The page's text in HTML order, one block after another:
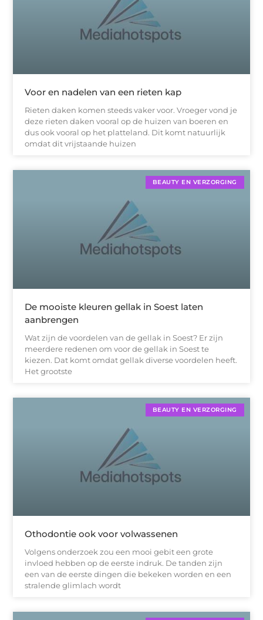
Voor en nadelen van een rieten kap
Rieten daken komen steeds vaker voor. Vroeger vond je
deze rieten daken vooral op de huizen van boeren en
dus ook vooral op het platteland. Dit komt natuurlijk
omdat dit vrijstaande huizen
BEAUTY EN VERZORGING
De mooiste kleuren gellak in Soest laten
aanbrengen
Wat zijn de voordelen van de gellak in Soest? Er zijn
meerdere redenen om voor de gellak in Soest te
kiezen. Dat komt omdat gellak diverse voordelen heeft.
Het grootste
BEAUTY EN VERZORGING
Othodontie ook voor volwassenen
Volgens onderzoek zou een mooi gebit een grote
invloed hebben op de eerste indruk. De tanden zijn
een van de eerste dingen die bekeken worden en een
stralende glimlach wordt